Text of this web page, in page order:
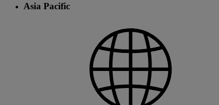
Asia Pacific